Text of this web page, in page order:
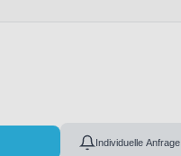
Individuelle Anfrage